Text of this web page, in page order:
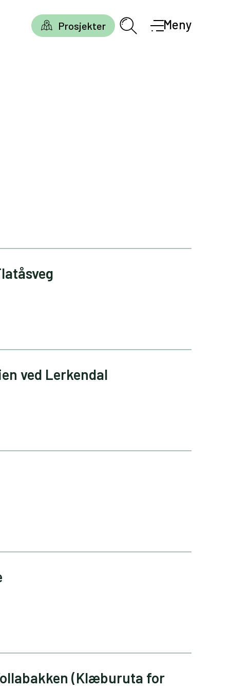
Prosjekter Meny
ved Lerkendal
(Klæburuta for